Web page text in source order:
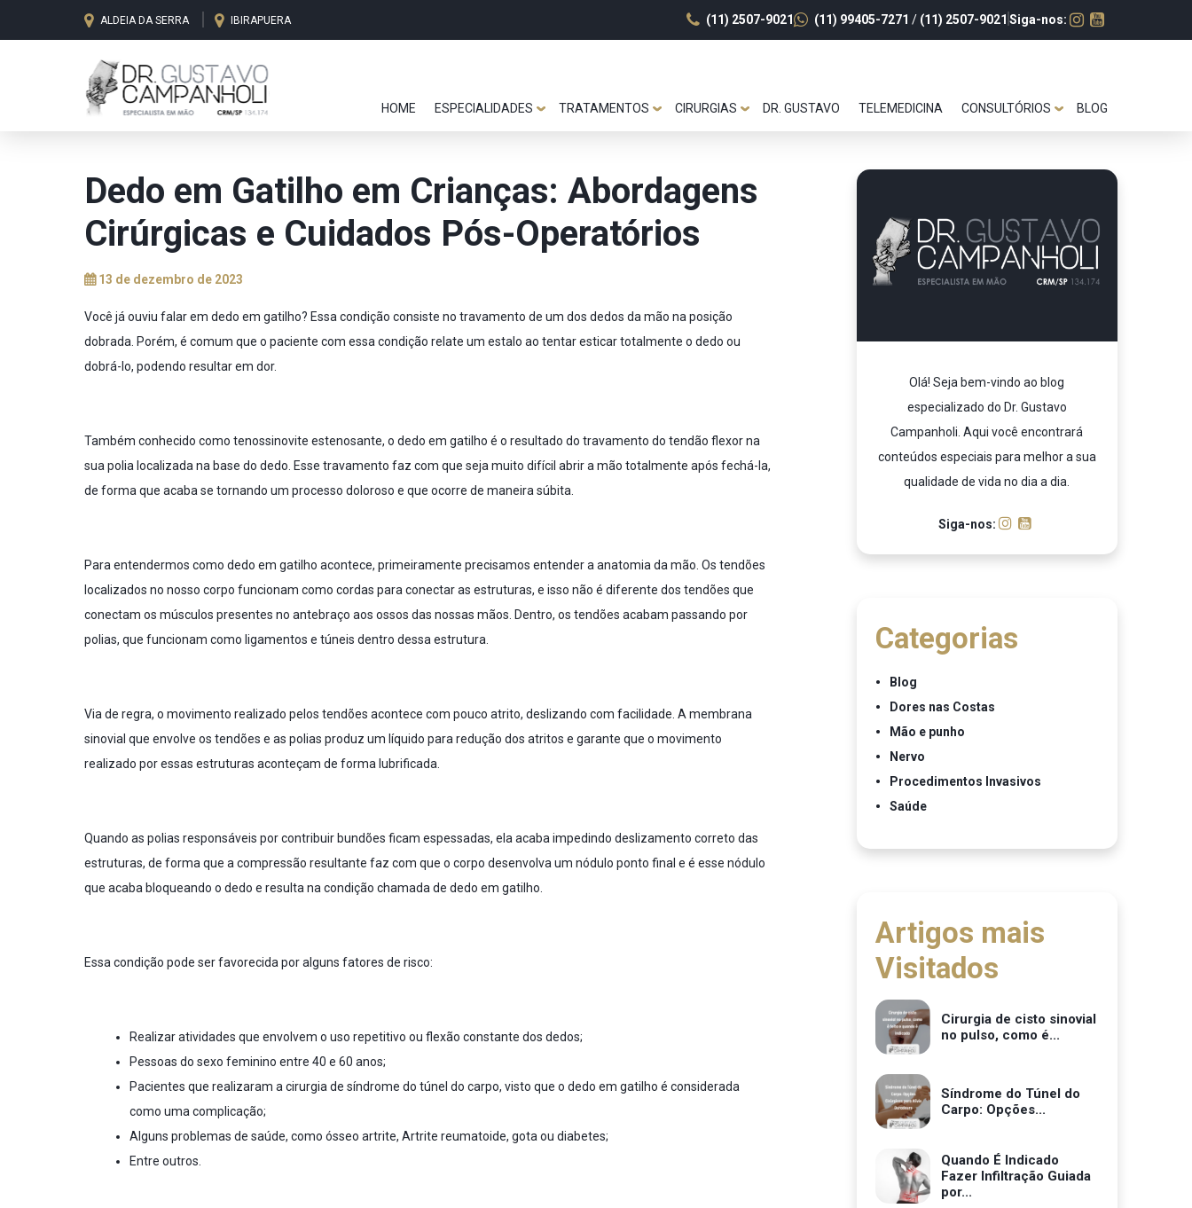
ALDEIA DA SERRA IBIRAPUERA (11) 2507-9021 (11) 99405-7271 / (11) 2507-9021 Siga-nos:
HOME ESPECIALIDADES TRATAMENTOS CIRURGIAS DR. GUSTAVO TELEMEDICINA CONSULTÓRIOS BLOG
Dedo em Gatilho em Crianças: Abordagens
Cirúrgicas e Cuidados Pós-Operatórios
13 de dezembro de 2023
Você já ouviu falar em dedo em gatilho? Essa condição consiste no travamento de um dos dedos da mão na posição
dobrada. Porém, é comum que o paciente com essa condição relate um estalo ao tentar esticar totalmente o dedo ou
dobrá-lo, podendo resultar em dor.
Também conhecido como tenossinovite estenosante, o dedo em gatilho é o resultado do travamento do tendão flexor na
sua polia localizada na base do dedo. Esse travamento faz com que seja muito difícil abrir a mão totalmente após fechá-la,
de forma que acaba se tornando um processo doloroso e que ocorre de maneira súbita.
Para entendermos como dedo em gatilho acontece, primeiramente precisamos entender a anatomia da mão. Os tendões
localizados no nosso corpo funcionam como cordas para conectar as estruturas, e isso não é diferente dos tendões que
conectam os músculos presentes no antebraço aos ossos das nossas mãos. Dentro, os tendões acabam passando por
polias, que funcionam como ligamentos e túneis dentro dessa estrutura.
Via de regra, o movimento realizado pelos tendões acontece com pouco atrito, deslizando com facilidade. A membrana
sinovial que envolve os tendões e as polias produz um líquido para redução dos atritos e garante que o movimento
realizado por essas estruturas aconteçam de forma lubrificada.
Quando as polias responsáveis por contribuir bundões ficam espessadas, ela acaba impedindo deslizamento correto das
estruturas, de forma que a compressão resultante faz com que o corpo desenvolva um nódulo ponto final e é esse nódulo
que acaba bloqueando o dedo e resulta na condição chamada de dedo em gatilho.
Essa condição pode ser favorecida por alguns fatores de risco:
Realizar atividades que envolvem o uso repetitivo ou flexão constante dos dedos;
Pessoas do sexo feminino entre 40 e 60 anos;
Pacientes que realizaram a cirurgia de síndrome do túnel do carpo, visto que o dedo em gatilho é considerada
como uma complicação;
Alguns problemas de saúde, como ósseo artrite, Artrite reumatoide, gota ou diabetes;
Entre outros.
Olá! Seja bem-vindo ao blog
especializado do Dr. Gustavo
Campanholi. Aqui você encontrará
conteúdos especiais para melhor a sua
qualidade de vida no dia a dia.
Siga-nos:
Categorias
Blog
Dores nas Costas
Mão e punho
Nervo
Procedimentos Invasivos
Saúde
Artigos mais
Visitados
Cirurgia de cisto sinovial
no pulso, como é...
Síndrome do Túnel do
Carpo: Opções...
Quando É Indicado
Fazer Infiltração Guiada
por...